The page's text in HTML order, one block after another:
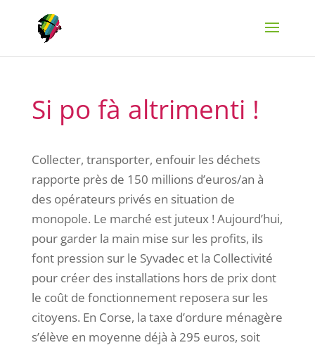
Si po fà altrimenti !
Collecter, transporter, enfouir les déchets
rapporte près de 150 millions d’euros/an à
des opérateurs privés en situation de
monopole. Le marché est juteux ! Aujourd’hui,
pour garder la main mise sur les profits, ils
font pression sur le Syvadec et la Collectivité
pour créer des installations hors de prix dont
le coût de fonctionnement reposera sur les
citoyens. En Corse, la taxe d’ordure ménagère
s’élève en moyenne déjà à 295 euros, soit